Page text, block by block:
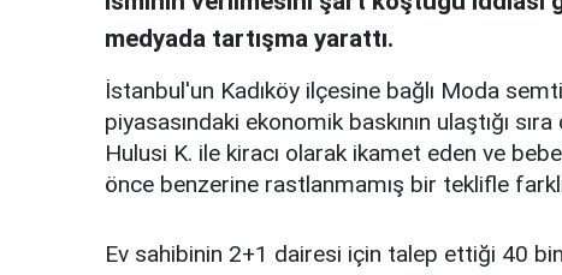
medyada tartışma yarattı.
İstanbul'un Kadıköy ilçesine bağlı Moda
piyasasındaki ekonomik baskının ulaştığı
Hulusi K. ile kiracı olarak ikamet eden ve
önce benzerine rastlanmamış bir teklifle
Ev sahibinin 2+1 dairesi için talep ettiği 40